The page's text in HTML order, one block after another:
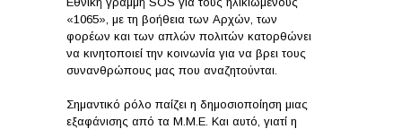
«1065», με τη βοήθεια των Αρχών, των
φορέων και των απλών πολιτών κατορθώνει
να κινητοποιεί την κοινωνία για να βρει τους
συνανθρώπους μας που αναζητούνται.
Σημαντικό ρόλο παίζει η δημοσιοποίηση μιας
εξαφάνισης από τα Μ.Μ.Ε. Και αυτό, γιατί η